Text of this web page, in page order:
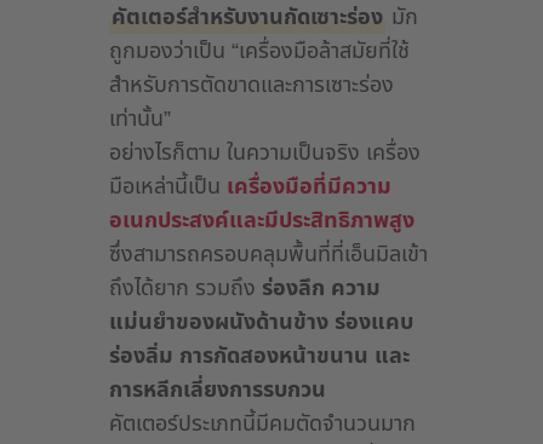
คัตเตอร์สำหรับงานกัดเซาะร่อง มัก
ถูกมองว่าเป็น “เครื่องมือล้าสมัยที่ใช้
สำหรับการตัดขาดและการเซาะร่อง
เท่านั้น”
อย่างไรก็ตาม ในความเป็นจริง เครื่อง
มือเหล่านี้เป็น เครื่องมือที่มีความ
อเนกประสงค์และมีประสิทธิภาพสูง
ซึ่งสามารถครอบคลุมพื้นที่ที่เอ็นมิลเข้า
ถึงได้ยาก รวมถึง ร่องลึก ความ
แม่นยำของผนังด้านข้าง ร่องแคบ
ร่องลิ่ม การกัดสองหน้าขนาน และ
การหลีกเลี่ยงการรบกวน
คัตเตอร์ประเภทนี้มีคมตัดจำนวนมาก